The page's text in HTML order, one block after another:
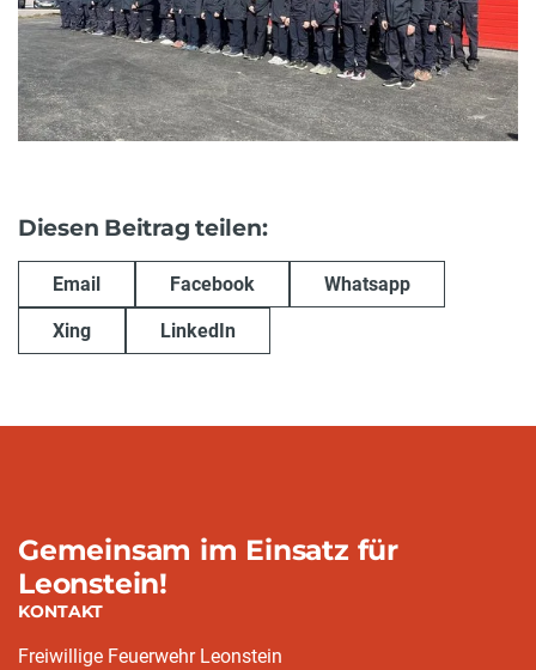
Diesen Beitrag teilen:
Email Facebook Whatsapp
Xing LinkedIn
Gemeinsam im Einsatz für
Leonstein!
KONTAKT
Freiwillige Feuerwehr Leonstein